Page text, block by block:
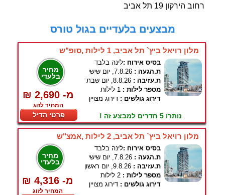
רחוב הירקון 19 תל אביב
מבצעים בלעדיים בגול טורס
מלון רויאל ביץ` תל אביב, 1 לילות ,סופ"ש
מחיר
בלעדי
₪ 2,690 -מ
המחיר לזוג
פרטי הדיל
בסיס אירוח :לינה בלבד
ת.הגעה : 7.8.26, יום שישי
ת.עזיבה : 8.8.26, יום שבת
מספר לילות : 1 לילות
דירוג גולשים : דירוג מצויין
נותרו 5 חדרים למבצע זה !
מלון רויאל ביץ` תל אביב, 2 לילות ,אמצ"ש
מחיר
בלעדי
₪ 4,316 -מ
המחיר לזוג
בסיס אירוח :לינה בלבד
ת.הגעה : 7.8.26, יום שישי
ת.עזיבה : 9.8.26, יום ראשון
מספר לילות : 2 לילות
דירוג גולשים : דירוג מצויין